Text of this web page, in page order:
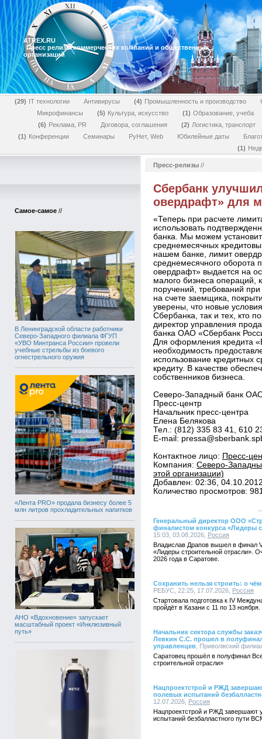
ATREX.RU
Пресс релизы коммерческих компаний и общественных
организаций
29 IT технологии Антивирусы 4 Промышленность и производство
Микрофинансы
5 Культура, искусство 1
Образование, учеба
6
Реклама, PR Договора, соглашения 2
Логистика, транспорт
1
Конференции Семинары РуНет, Web Юбилейные даты
1
Самое-самое //
В Ленинградской области работники
Северо-Западного филиала ФГУП
«УВО Минтранса России» провели
учебные стрельбы из боевого
огнестрельного оружия
«Лента PRO» продала бизнесу более 5
млн литров прохладительных напитков
АНО «Вдохновение» запускает
масштабный проект «Инклюзивный
путь»
Пресс-релизы //
Сбербанк
овердрафт» для
«Теперь при расчете
использовать
банка. Мы можем
среднемесячных
нашем банке, лимит
среднемесячного оборота
овердрафт» выдается на
малого бизнеса операций,
поручений, требований при
на счете заемщика,
уверены, что новые
Сбербанка, так и тех, кто
директор управления
банка ОАО «Сбербанк
Для оформления кредита
необходимость
использование кредитных
кредиту. В качестве
собственников бизнеса.
Северо-Западный банк
Пресс-центр
Начальник пресс-центра
Елена Белякова
Тел.: (812) 335 83 41, 610
E-mail:
Контактное лицо: Пресс-
Компания: Северо-
этой организации)
Добавлен: 02:36,
Количество просмотров:
Генеральный директор ООО
финалистом конкурса «Лидеры
15:03, 03.08.2026, Россия
Владислав Драпов вышел в финал
«Лидеры строительной отрасли».
2026 года в Саратове.
Сохранить нельзя строить: о
РЕБУС, 22:25, 17.07.2026, Россия
Стартовала подготовка к IV
пройдёт в Казани с 11 по 13 ноября.
Начальник сектора службы
Левкин С.С. прошел в
управленцев , Приволжский
Саратовец прошёл в полуфинал
строительной отрасли»
Нацпроектстрой и РЖД
полевых испытаний
12.07.2026, Россия
Нацпроектстрой и РЖД завершают
испытаний безбалластного пути